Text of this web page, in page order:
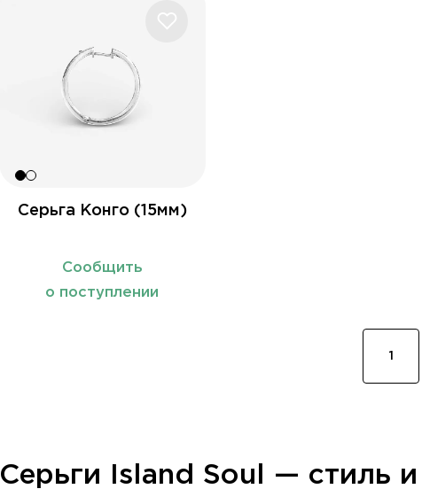
Серьга Конго (15мм)
Сообщить
о поступлении
1
Серьги Island Soul — стиль